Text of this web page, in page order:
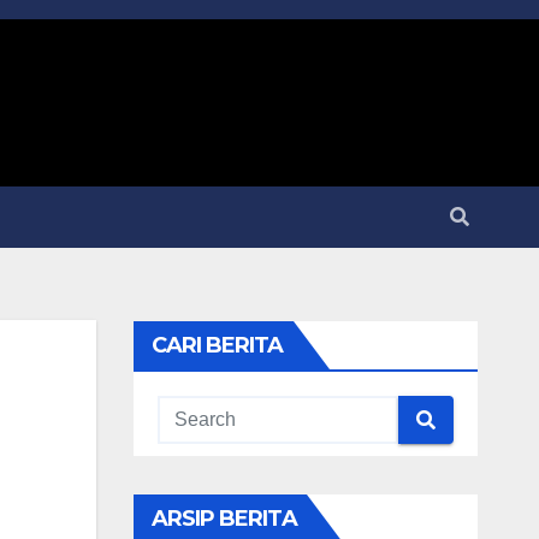
CARI BERITA
ARSIP BERITA